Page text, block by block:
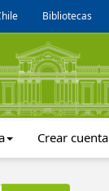
Bibliotecas
Crear cuenta